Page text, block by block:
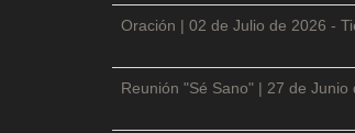
Oración | 02 de Julio de 2026 -
Reunión "Sé Sano" | 27 de